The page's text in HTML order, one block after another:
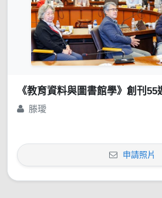
《教育資料與圖書館學》創刊
滕璦
申請照片